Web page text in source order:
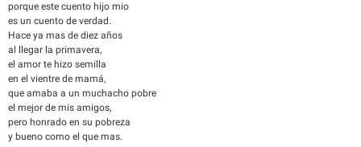
porque este cuento hijo mio
es un cuento de verdad.
Hace ya mas de diez años
al llegar la primavera,
el amor te hizo semilla
en el vientre de mamá,
que amaba a un muchacho pobre
el mejor de mis amigos,
pero honrado en su pobreza
y bueno como el que mas.